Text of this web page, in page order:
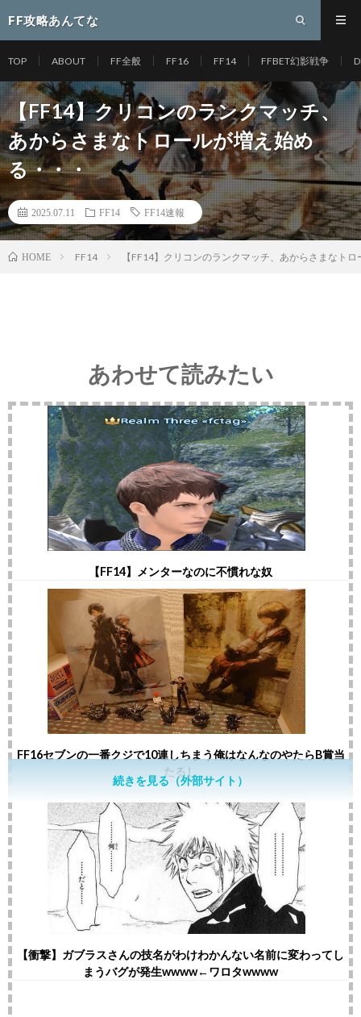
FF攻略あんてな
TOP ABOUT FF全般 FF16 FF14 FFBET幻影戦争
【FF14】クリコンのランクマッチ、
あからさまなトロールが増え始め
る・・・
2025.07.11 FF14 FF14速報
HOME FF14 【FF14】クリコンのランクマッチ、あからさまなト
あわせて読みたい
【FF14】メンターなのに不慣れな奴
FF16セブンの一番クジで10連しちまう俺はなんなのやたらB賞当
たるし
【衝撃】ガブラスさんの技名がわけわかんない名前に変わってし
まうバグが発生wwww←ワロタwwww
続きを見る（外部サイト）